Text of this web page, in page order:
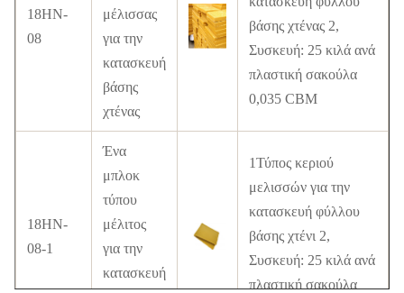
18HN-
08
μέλισσας
για την
κατασκευή
βάσης
χτένας
βάσης χτένας 2,
Συσκευή: 25 κιλά ανά
πλαστική σακούλα
0,035 CBM
18HN-
08-1
Ένα
μπλοκ
τύπου
μέλιτος
για την
κατασκευή
1Τύπος κεριού
μελισσών για την
κατασκευή φύλλου
βάσης χτένι 2,
Συσκευή: 25 κιλά ανά
πλαστική σακούλα